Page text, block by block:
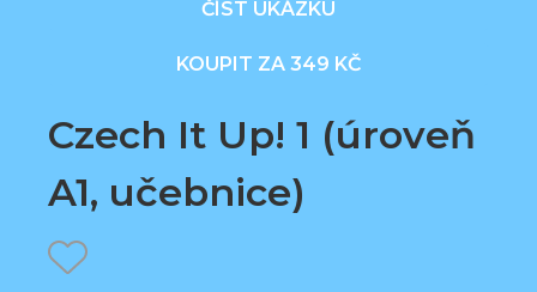
ČÍST UKÁZKU
KOUPIT ZA 349 KČ
Czech It Up! 1 (úroveň
A1, učebnice)